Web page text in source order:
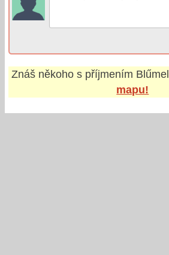
Znáš někoho s příjmením Blűmel
mapu!